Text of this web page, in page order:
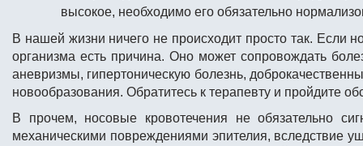
высокое, необходимо его обязательно
В нашей жизни ничего не происходит просто так. Если
организма есть причина. Оно может сопровождать
аневризмы, гипертоническую болезнь,
новообразования. Обратитесь к терапевту и пройдите
В прочем, носовые кровотечения не обязательно
механическими повреждениями эпителия, вследствие